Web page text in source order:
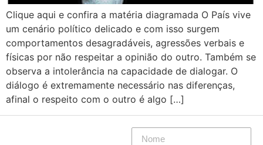
Clique aqui e confira a matéria diagramada O País vive
um cenário político delicado e com isso surgem
comportamentos desagradáveis, agressões verbais e
físicas por não respeitar a opinião do outro. Também se
observa a intolerância na capacidade de dialogar. O
diálogo é extremamente necessário nas diferenças,
afinal o respeito com o outro é algo […]